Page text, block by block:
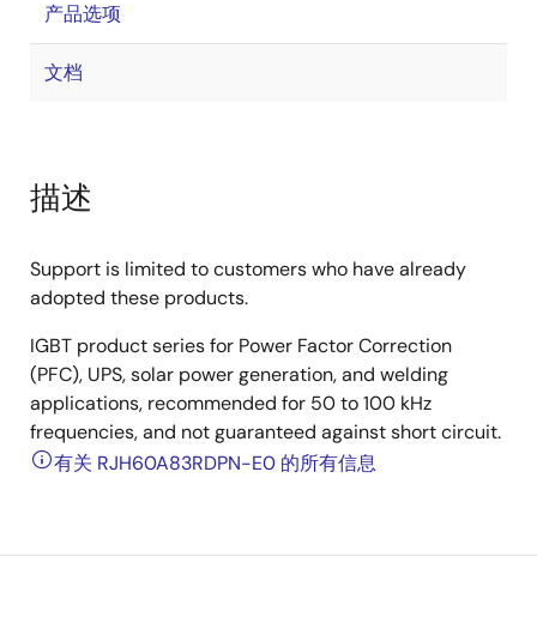
产品选项
文档
描述
Support is limited to customers who have already
adopted these products.
IGBT product series for Power Factor Correction
(PFC), UPS, solar power generation, and welding
applications, recommended for 50 to 100 kHz
frequencies, and not guaranteed against short circuit.
有关 RJH60A83RDPN-E0 的所有信息